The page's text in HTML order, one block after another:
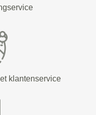
klantenservice